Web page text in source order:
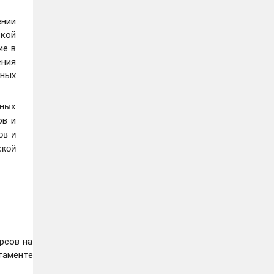
в
и
и
на